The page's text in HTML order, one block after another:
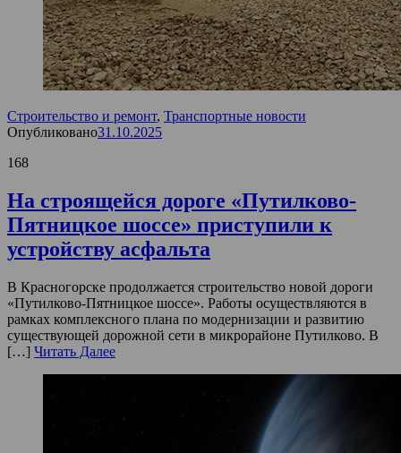
Строительство и ремонт, Транспортные новости
Опубликовано31.10.2025
168
На строящейся дороге «Путилково-
Пятницкое шоссе» приступили к
устройству асфальта
В Красногорске продолжается строительство новой дороги
«Путилково-Пятницкое шоссе». Работы осуществляются в
рамках комплексного плана по модернизации и развитию
существующей дорожной сети в микрорайоне Путилково. В
[…] Читать Далее